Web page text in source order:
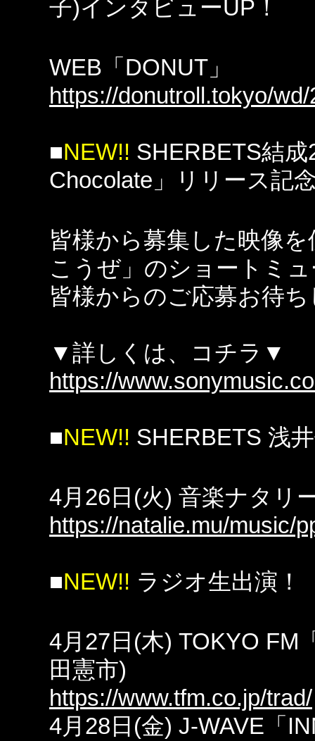
子)インタビューUP！
WEB「DONUT」
https://donutroll.tokyo/
■NEW!! SHERBETS結
Chocolate」リリース記
皆様から募集した映像
こうぜ」のショートミ
皆様からのご応募お待
▼詳しくは、コチラ▼
https://
■NEW!! SHERBETS 浅
4月26日(火) 音楽ナタリ
https://natalie.mu/music/
■NEW!! ラジオ生出演！
4月27日(木) TOKYO FM
田憲市)
https://www.tfm.co.jp/trad/
4月28日(金) J-WAVE「